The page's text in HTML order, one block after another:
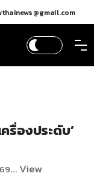
รื่องประดับ’
... View